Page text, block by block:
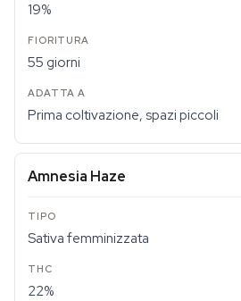
19%
55 giorni
Prima coltivazione, spazi piccoli
Amnesia Haze
Sativa femminizzata
22%